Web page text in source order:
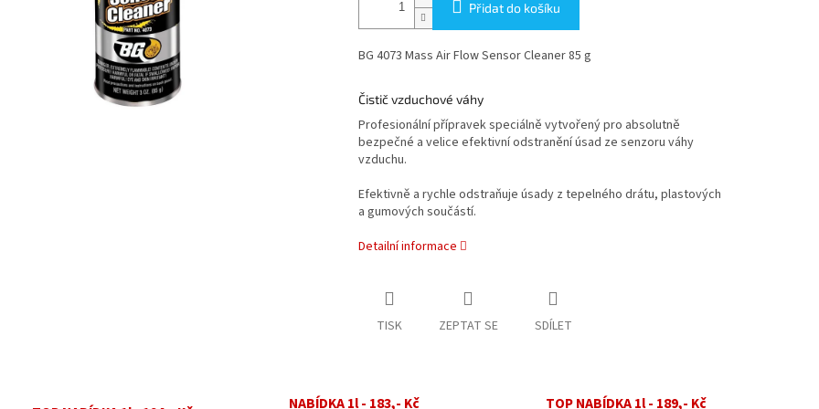
Přidat do košíku
BG 4073 Mass Air Flow Sensor Cleaner 85 g
Čistič vzduchové váhy
Profesionální přípravek speciálně vytvořený pro absolutně
bezpečné a velice efektivní odstranění úsad ze senzoru váhy
vzduchu.
Efektivně a rychle odstraňuje úsady z tepelného drátu, plastových
a gumových součástí.
Detailní informace
TISK ZEPTAT SE SDÍLET
NABÍDKA 1l - 183,- Kč TOP NABÍDKA 1l - 189,- Kč